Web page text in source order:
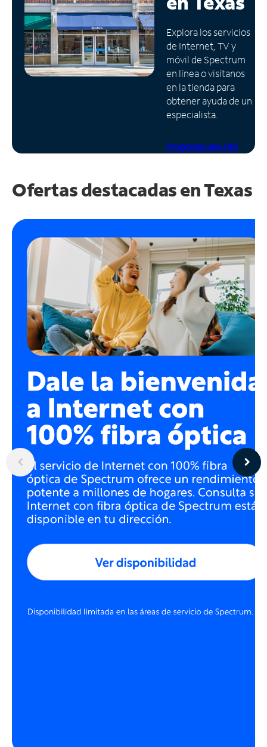
Administrar
cuenta
Encuentra
una
tienda
Explora los servicios
de Internet, TV y
móvil de Spectrum
en línea o visítanos
en la tienda para
obtener ayuda de un
especialista.
Programa una cita
Ofertas destacadas enTexas